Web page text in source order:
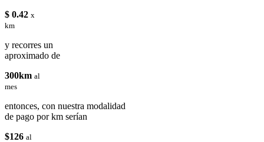
$ 0.42 x
km
y recorres un
aproximado de
300km al
mes
entonces, con nuestra modalidad
de pago por km serían
$126 al